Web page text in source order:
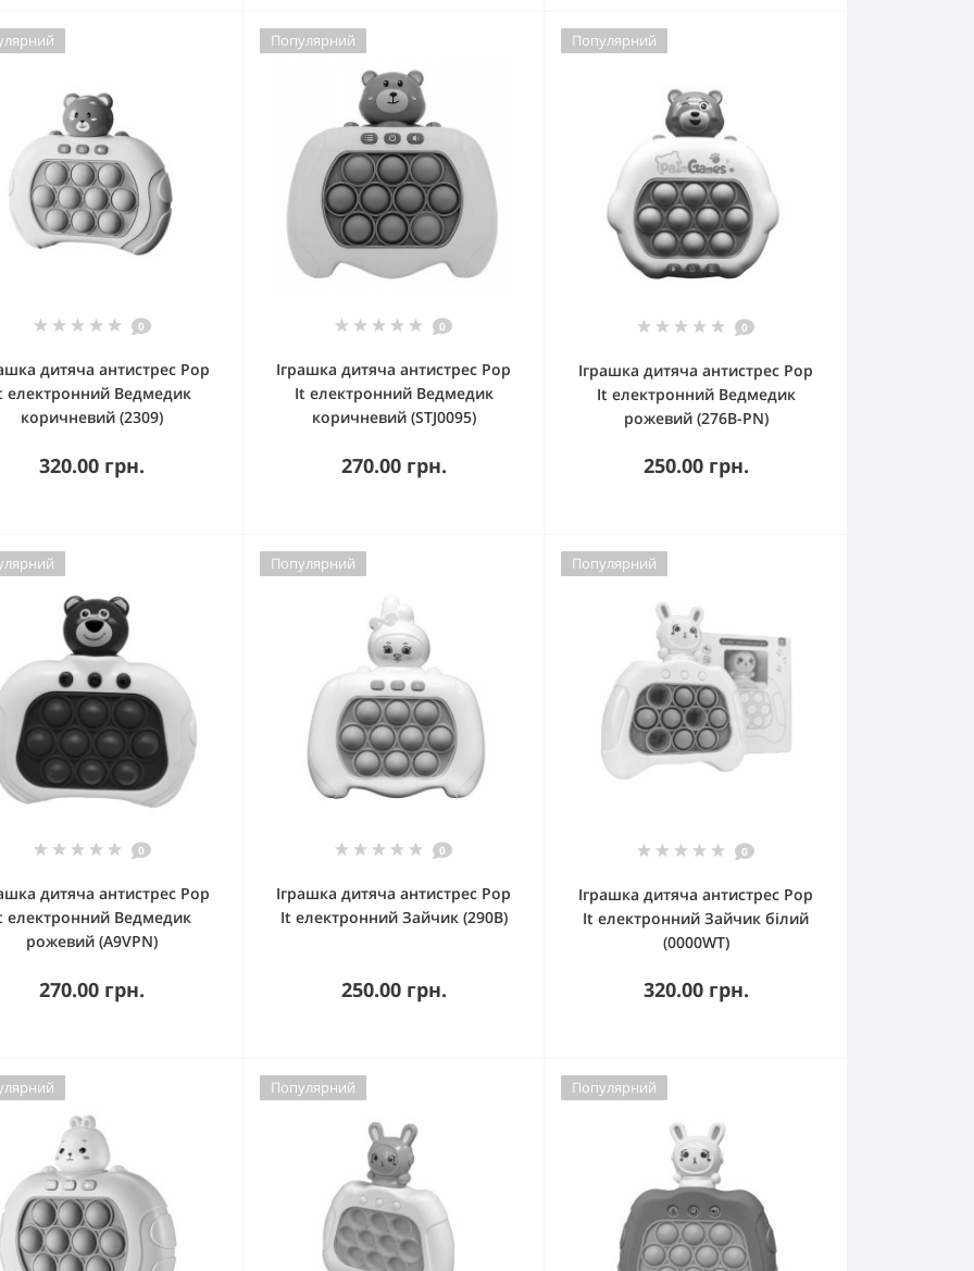
0
дитяча антистрес Pop
електронний Ведмедик
коричневий (2309)
320.00 грн.
Популярний
0
Іграшка дитяча антистрес Pop
It електронний Ведмедик
коричневий (STJ0095)
270.00 грн.
Популярний
0
Іграшка дитяча антистрес Pop
It електронний Ведмедик
рожевий (276B-PN)
250.00 грн.
0
дитяча антистрес Pop
електронний Ведмедик
рожевий (A9VPN)
270.00 грн.
Популярний
0
Іграшка дитяча антистрес Pop
It електронний Зайчик (290B)
250.00 грн.
Популярний
0
Іграшка дитяча антистрес Pop
It електронний Зайчик білий
(0000WT)
320.00 грн.
Популярний Популярний